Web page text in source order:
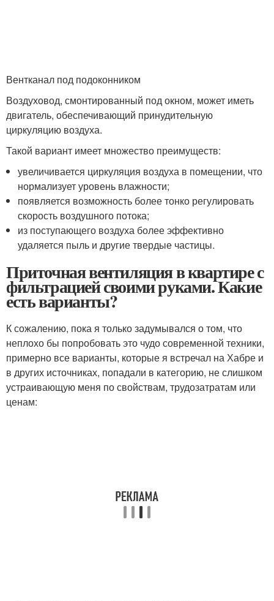
Вентканал под подоконником
Воздуховод, смонтированный под окном, может иметь
двигатель, обеспечивающий принудительную
циркуляцию воздуха.
Такой вариант имеет множество преимуществ:
увеличивается циркуляция воздуха в помещении, что
нормализует уровень влажности;
появляется возможность более тонко регулировать
скорость воздушного потока;
из поступающего воздуха более эффективно
удаляется пыль и другие твердые частицы.
Приточная вентиляция в квартире с
фильтрацией своими руками. Какие
есть варианты?
К сожалению, пока я только задумывался о том, что
неплохо бы попробовать это чудо современной техники,
примерно все варианты, которые я встречал на Хабре и
в других источниках, попадали в категорию, не слишком
устраивающую меня по свойствам, трудозатратам или
ценам: